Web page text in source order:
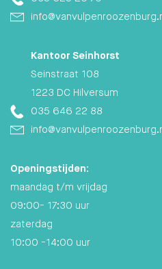
Kantoor Seinhorst
Seinstraat 108
1223 DC Hilversum
035 646 22 88
Openingstijden:
maandag t/m vrijdag
09:00- 17:30 uur
zaterdag
10:00 -14:00 uur